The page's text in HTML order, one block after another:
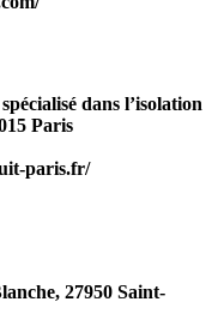
dans l’isolation
Paris
paris.fr/
27950 Saint-